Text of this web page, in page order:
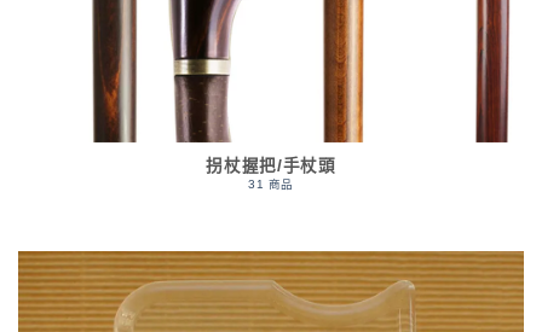
拐杖握把/手杖頭
31 商品